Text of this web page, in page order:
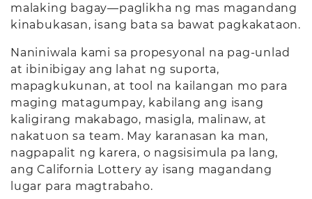
malaking bagay—paglikha ng mas magandang
kinabukasan, isang bata sa bawat pagkakataon.
Naniniwala kami sa propesyonal na pag-unlad
at ibinibigay ang lahat ng suporta,
mapagkukunan, at tool na kailangan mo para
maging matagumpay, kabilang ang isang
kaligirang makabago, masigla, malinaw, at
nakatuon sa team. May karanasan ka man,
nagpapalit ng karera, o nagsisimula pa lang,
ang California Lottery ay isang magandang
lugar para magtrabaho.